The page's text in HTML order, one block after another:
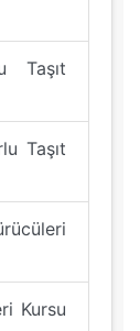
Taşıt
Taşıt
Kursu